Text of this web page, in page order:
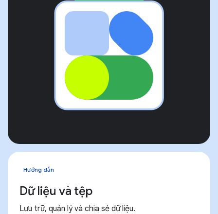
Hướng dẫn
Dữ liệu và tệp
Lưu trữ, quản lý và chia sẻ dữ liệu.